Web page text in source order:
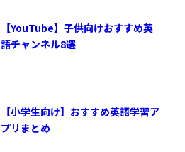
【YouTube】子供向けおすすめ英
語チャンネル8選
【小学生向け】おすすめ英語学習ア
プリまとめ